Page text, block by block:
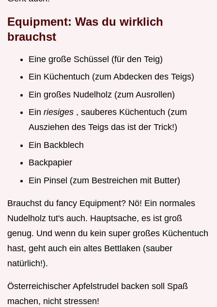
Equipment: Was du wirklich
brauchst
Eine große Schüssel (für den Teig)
Ein Küchentuch (zum Abdecken des Teigs)
Ein großes Nudelholz (zum Ausrollen)
Ein riesiges , sauberes Küchentuch (zum
Ausziehen des Teigs das ist der Trick!)
Ein Backblech
Backpapier
Ein Pinsel (zum Bestreichen mit Butter)
Brauchst du fancy Equipment? Nö! Ein normales
Nudelholz tut's auch. Hauptsache, es ist groß
genug. Und wenn du kein super großes Küchentuch
hast, geht auch ein altes Bettlaken (sauber
natürlich!).
Österreichischer Apfelstrudel backen soll Spaß
machen, nicht stressen!